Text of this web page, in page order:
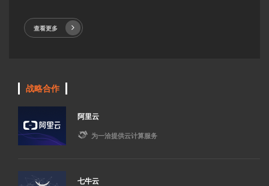
查看更多
战略合作
阿里云
 为一洽提供云计算服务
七牛云